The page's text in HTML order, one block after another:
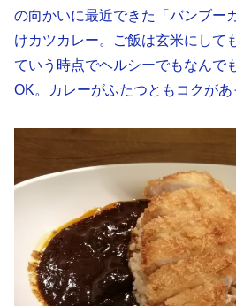
の向かいに最近できた「バンブー
けカツカレー。ご飯は玄米にして
ていう時点でヘルシーでもなんで
OK。カレーがふたつともコクがあ